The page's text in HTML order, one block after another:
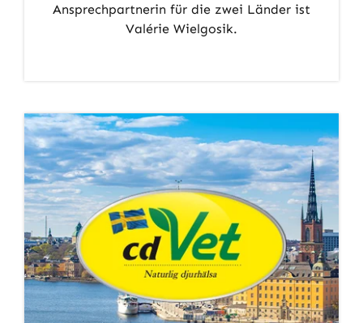
Ansprechpartnerin für die zwei Länder ist
Valérie Wielgosik.